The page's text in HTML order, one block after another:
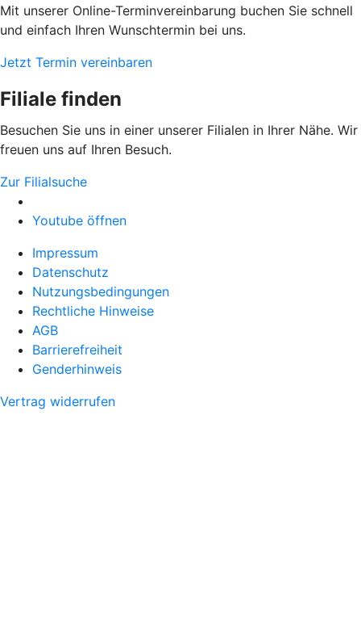
Mit unserer Online-Terminvereinbarung buchen Sie schnell
und einfach Ihren Wunschtermin bei uns.
Jetzt Termin vereinbaren
Filiale finden
Besuchen Sie uns in einer unserer Filialen in Ihrer Nähe. Wir
freuen uns auf Ihren Besuch.
Zur Filialsuche
Youtube öffnen
Impressum
Datenschutz
Nutzungsbedingungen
Rechtliche Hinweise
AGB
Barrierefreiheit
Genderhinweis
Vertrag widerrufen